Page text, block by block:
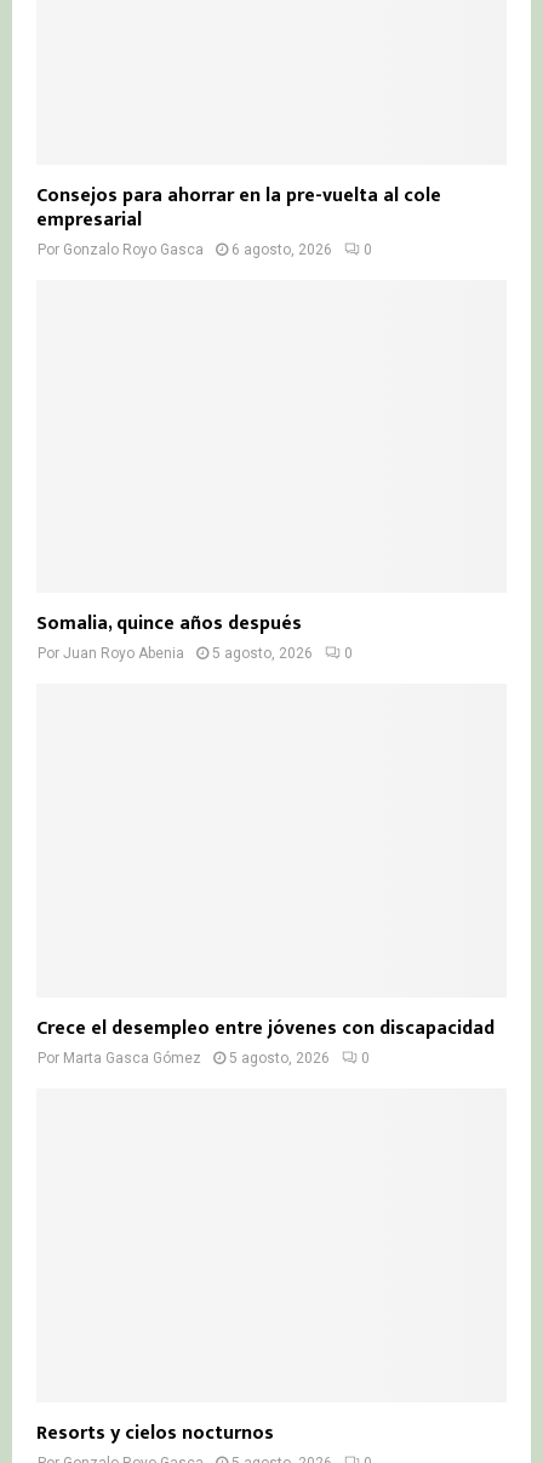
Consejos para ahorrar en la pre-vuelta al cole
empresarial
Por Gonzalo Royo Gasca 6 agosto, 2026 0
Somalia, quince años después
Por Juan Royo Abenia 5 agosto, 2026 0
Crece el desempleo entre jóvenes con discapacidad
Por Marta Gasca Gómez 5 agosto, 2026 0
Resorts y cielos nocturnos